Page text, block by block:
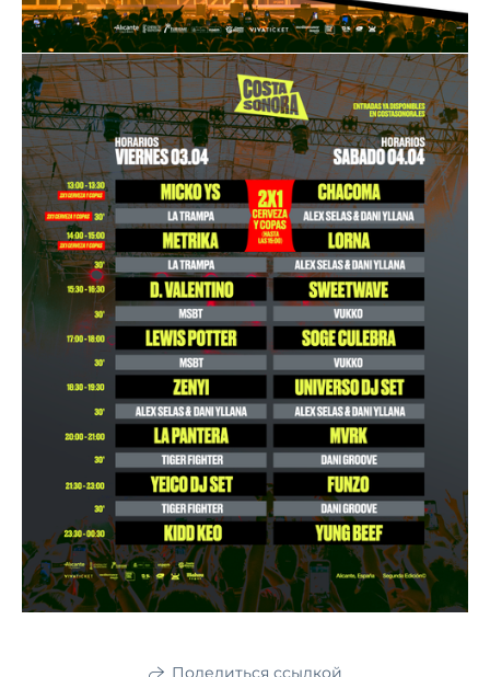
Поделиться ссылкой